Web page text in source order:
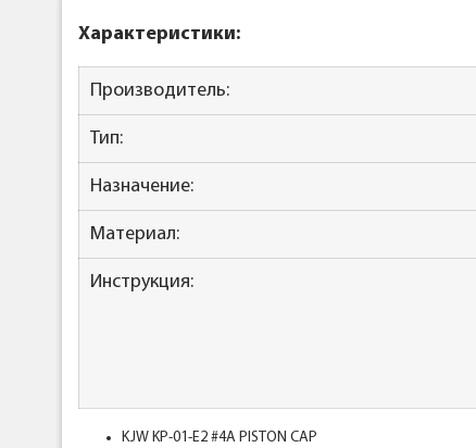
Характеристики:
Производитель:
Тип:
Назначение:
Материал:
Инструкция:
KJW KP-01-E2 #4A PISTON CAP